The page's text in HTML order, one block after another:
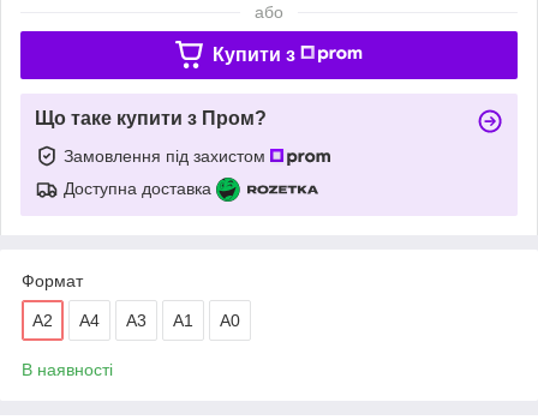
або
Купити з
Що таке купити з Пром?
Замовлення під захистом
Доступна доставка
Формат
A2 А4 А3 A1 А0
В наявності